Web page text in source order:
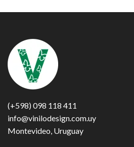
(+598) 098 118 411
info@vinilodesign.com.uy
Montevideo, Uruguay